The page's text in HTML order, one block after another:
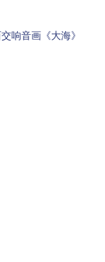
响音画《大海》